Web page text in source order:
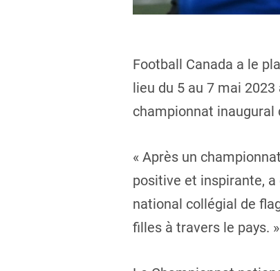
Football Canada a le
lieu du 5 au 7 mai
championnat inaugural
« Après un
positive et inspirante, a
national collégial de
filles à travers le pays. »